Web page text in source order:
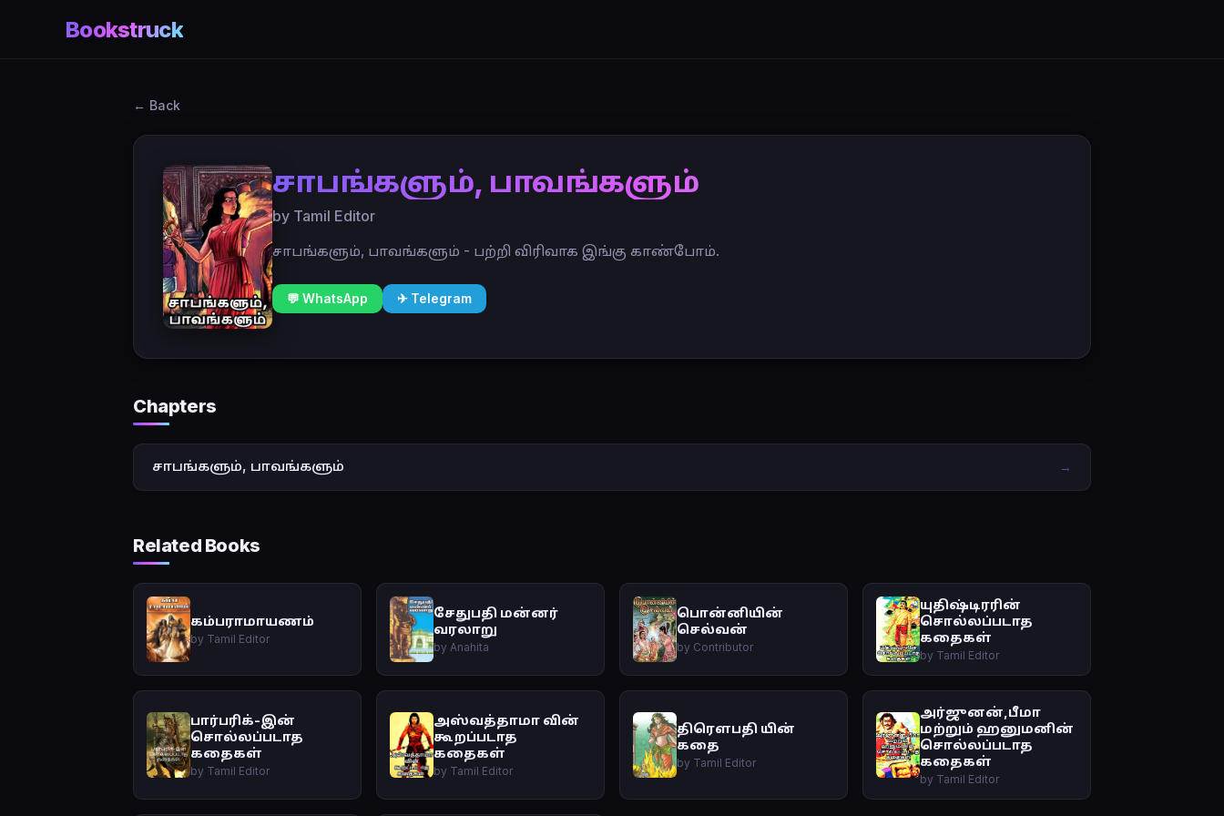
Bookstruck
← Back
சாபங்களும், பாவங்களும்
by Tamil Editor
சாபங்களும், பாவங்களும் - பற்றி விரிவாக இங்கு காண்போம்.
💬 WhatsApp ✈ Telegram
Chapters
சாபங்களும், பாவங்களும் →
Related Books
கம்பராமாயணம்
by Tamil Editor
சேதுபதி மன்னர்
வரலாறு
by Anahita
பொன்னியின்
செல்வன்
by Contributor
யுதிஷ்டிரரின்
சொல்லப்படாத
கதைகள்
by Tamil Editor
பார்பரிக்-இன்
சொல்லப்படாத
கதைகள்
by Tamil Editor
அஸ்வத்தாமா வின்
கூறப்படாத
கதைகள்
by Tamil Editor
திரௌபதி யின்
கதை
by Tamil Editor
அர்ஜுனன்,பீமா
மற்றும் ஹனுமனின்
சொல்லப்படாத
கதைகள்
by Tamil Editor